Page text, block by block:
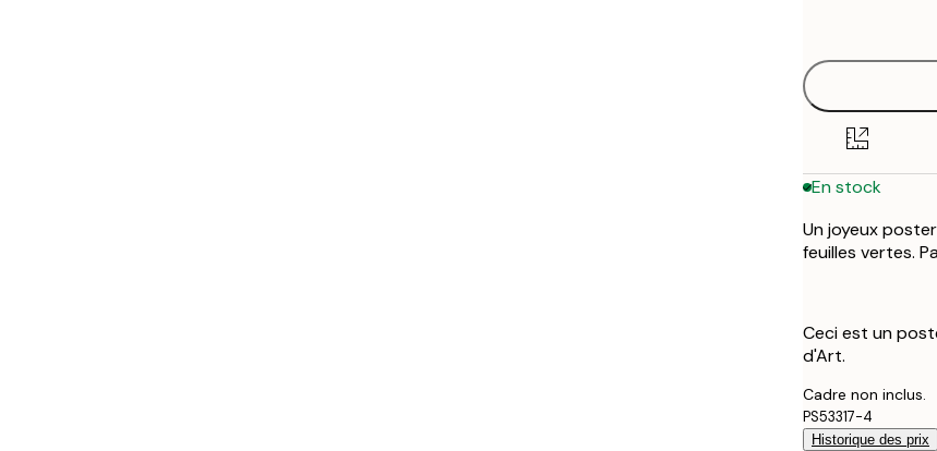
En stock
Un joyeux
feuilles vertes.
Ceci est un
d'Art.
Cadre non inclus.
PS53317-4
Historique des prix